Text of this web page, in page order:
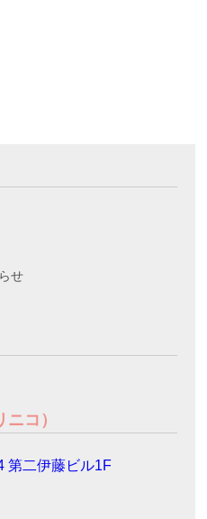
せ
コ）
第二伊藤ビル1F